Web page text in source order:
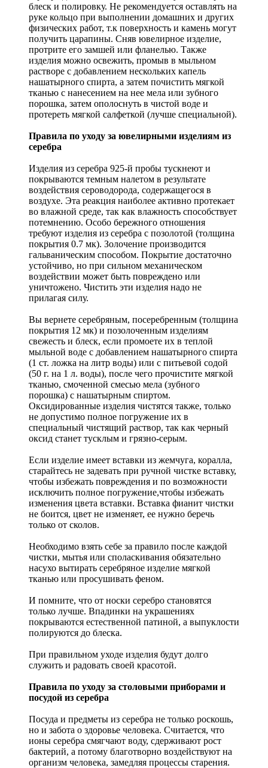
блеск и полировку. Не рекомендуется оставлять на
руке кольцо при выполнении домашних и других
физических работ, т.к поверхность и камень могут
получить царапины. Сняв ювелирное изделие,
протрите его замшей или фланелью. Также
изделия можно освежить, промыв в мыльном
растворе с добавлением нескольких капель
нашатырного спирта, а затем почистить мягкой
тканью с нанесением на нее мела или зубного
порошка, затем ополоснуть в чистой воде и
протереть мягкой салфеткой (лучше специальной).
Правила по уходу за ювелирными изделиям из
серебра
Изделия из серебра 925-й пробы тускнеют и
покрываются темным налетом в результате
воздействия сероводорода, содержащегося в
воздухе. Эта реакция наиболее активно протекает
во влажной среде, так как влажность способствует
потемнению. Особо бережного отношения
требуют изделия из серебра с позолотой (толщина
покрытия 0.7 мк). Золочение производится
гальваническим способом. Покрытие достаточно
устойчиво, но при сильном механическом
воздействии может быть повреждено или
уничтожено. Чистить эти изделия надо не
прилагая силу.
Вы вернете серебряным, посеребренным (толщина
покрытия 12 мк) и позолоченным изделиям
свежесть и блеск, если промоете их в теплой
мыльной воде с добавлением нашатырного спирта
(1 ст. ложка на литр воды) или с питьевой содой
(50 г. на 1 л. воды), после чего прочистите мягкой
тканью, смоченной смесью мела (зубного
порошка) с нашатырным спиртом.
Оксидированные изделия чистятся также, только
не допустимо полное погружение их в
специальный чистящий раствор, так как черный
оксид станет тусклым и грязно-серым.
Если изделие имеет вставки из жемчуга, коралла,
старайтесь не задевать при ручной чистке вставку,
чтобы избежать повреждения и по возможности
исключить полное погружение,чтобы избежать
изменения цвета вставки. Вставка фианит чистки
не боится, цвет не изменяет, ее нужно беречь
только от сколов.
Необходимо взять себе за правило после каждой
чистки, мытья или споласкивания обязательно
насухо вытирать серебряное изделие мягкой
тканью или просушивать феном.
И помните, что от носки серебро становятся
только лучше. Впадинки на украшениях
покрываются естественной патиной, а выпуклости
полируются до блеска.
При правильном уходе изделия будут долго
служить и радовать своей красотой.
Правила по уходу за столовыми приборами и
посудой из серебра
Посуда и предметы из серебра не только роскошь,
но и забота о здоровье человека. Считается, что
ионы серебра смягчают воду, сдерживают рост
бактерий, а потому благотворно воздействуют на
организм человека, замедляя процессы старения.